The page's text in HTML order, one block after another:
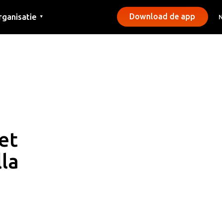
▼ Download de app